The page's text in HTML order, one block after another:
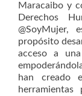
Maracaibo y
Derechos
@SoyMujer,
propósito
acceso a
han creado